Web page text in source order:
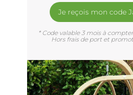
Je reçois mon code
* Code valable 3 mois à
Hors frais de port et